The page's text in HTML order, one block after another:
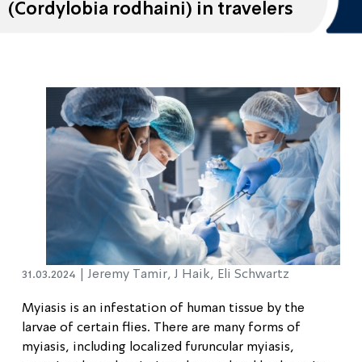
(Cordylobia rodhaini) in travelers
31.03.2024 | Jeremy Tamir, J Haik, Eli Schwartz
Myiasis is an infestation of human tissue by the
larvae of certain flies. There are many forms of
myiasis, including localized furuncular myiasis,